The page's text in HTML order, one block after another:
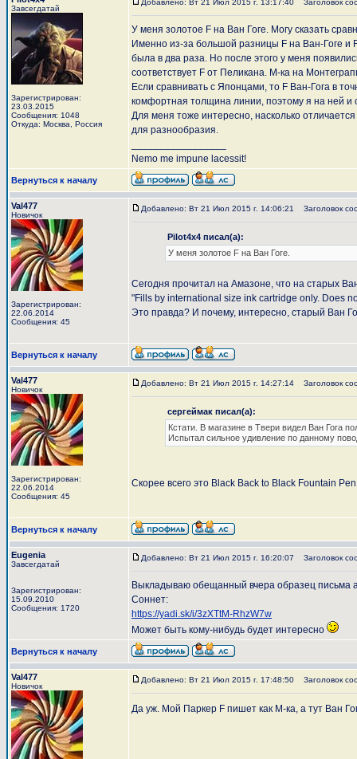
Завсегдатай
Зарегистрирован:
23.03.2015
Сообщения: 1048
Откуда: Москва, Россия
Добавлено: Вт 21 Июл 2015 г. 13:17:40 Заголовок
У меня золотое F на Ван Гоге. Могу сказать
Именно из-за большой разницы F на Ван-Гоге и
была в два раза. Но после этого у меня
соответствует F от Пеликана. М-ка на
Если сравнивать с Японцами, то F Ван-Гога в
комфортная толщина линии, поэтому я на ней и
Для меня тоже интересно, насколько
для разнообразия.
Nemo me impune lacessit!
Вернуться к началу
Val477
Новичок
Зарегистрирован:
22.06.2014
Сообщения: 45
Добавлено: Вт 21 Июл 2015 г. 14:06:21 Заголовок
Pilot4x4 писал(а):
У меня золотое F на Ван Гоге.
Сегодня прочитал на Амазоне, что на старых
"Fills by international size ink cartridge only. Does
Это правда? И почему, интересно, старый Ван
Вернуться к началу
Val477
Новичок
Зарегистрирован:
22.06.2014
Сообщения: 45
Добавлено: Вт 21 Июл 2015 г. 14:27:14 Заголовок
сергеймак писал(а):
Кстати. В магазине в Твери видел Ван Гога
Испытал сильное удивление по данному
Скорее всего это Black Back to Black Fountain
Вернуться к началу
Eugenia
Завсегдатай
Зарегистрирован:
15.09.2010
Сообщения: 1720
Добавлено: Вт 21 Июл 2015 г. 16:20:07 Заголовок
Выкладываю обещанный вчера образец письма
Соннет:
https://yadi.sk/i/3zXTtM-RhzW7w
Может быть кому-нибудь будет интересно
Вернуться к началу
Val477
Новичок
Добавлено: Вт 21 Июл 2015 г. 17:48:50 Заголовок
Да уж. Мой Паркер F пишет как М-ка, а тут Ван